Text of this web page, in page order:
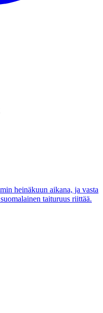
heinäkuun aikana, ja vasta
taituruus riittää.